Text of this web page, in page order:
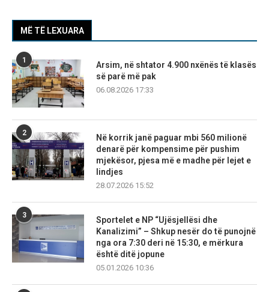
MË TË LEXUARA
1
Arsim, në shtator 4.900 nxënës të klasës
së parë më pak
06.08.2026 17:33
2
Në korrik janë paguar mbi 560 milionë
denarë për kompensime për pushim
mjekësor, pjesa më e madhe për lejet e
lindjes
28.07.2026 15:52
3
Sportelet e NP “Ujësjellësi dhe
Kanalizimi” – Shkup nesër do të punojnë
nga ora 7:30 deri në 15:30, e mërkura
është ditë jopune
05.01.2026 10:36